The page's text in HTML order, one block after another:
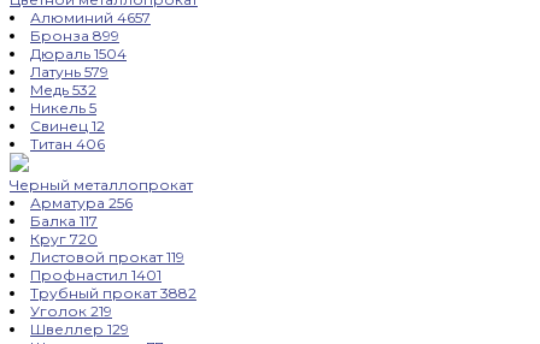
Алюминий 4657
Бронза 899
Дюраль 1504
Латунь 579
Медь 532
Никель 5
Свинец 12
Титан 406
Черный металлопрокат
Арматура 256
Балка 117
Круг 720
Листовой прокат119
Профнастил 1401
Трубный прокат3882
Уголок 219
Швеллер 129